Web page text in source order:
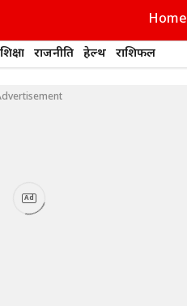
Home
शिक्षा राजनीति हेल्थ राशिफल
Ad